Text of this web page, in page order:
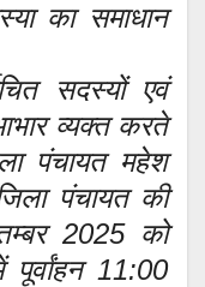
का समाधान
सदस्यों एवं
व्यक्त करते
पंचायत महेश
पंचायत की
2025 को
11:00